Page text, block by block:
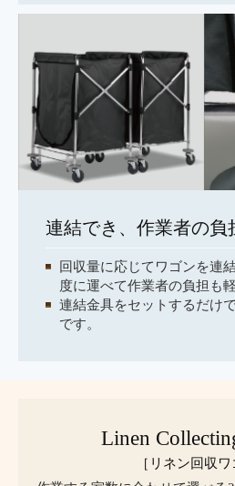
連結でき、作業者の負
回収量に応じてワゴンを連
度に運べて作業者の負担も
連結金具をセットするだけ
です。
Linen
［リネン回収ワ